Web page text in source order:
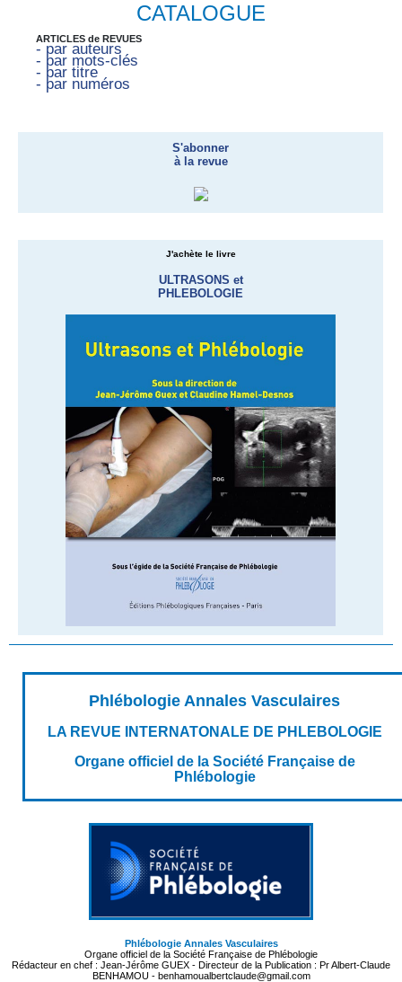
CATALOGUE
ARTICLES de REVUES
- par auteurs
- par mots-clés
- par titre
- par numéros
S'abonner
à la revue
J'achète le livre
ULTRASONS et
PHLEBOLOGIE
Phlébologie Annales Vasculaires
LA REVUE INTERNATONALE DE PHLEBOLOGIE
Organe officiel de la Société Française de
Phlébologie
Phlébologie Annales Vasculaires
Organe officiel de la Société Française de Phlébologie
Rédacteur en chef : Jean-Jérôme GUEX - Directeur de la Publication : Pr Albert-Claude
BENHAMOU - benhamoualbertclaude@gmail.com